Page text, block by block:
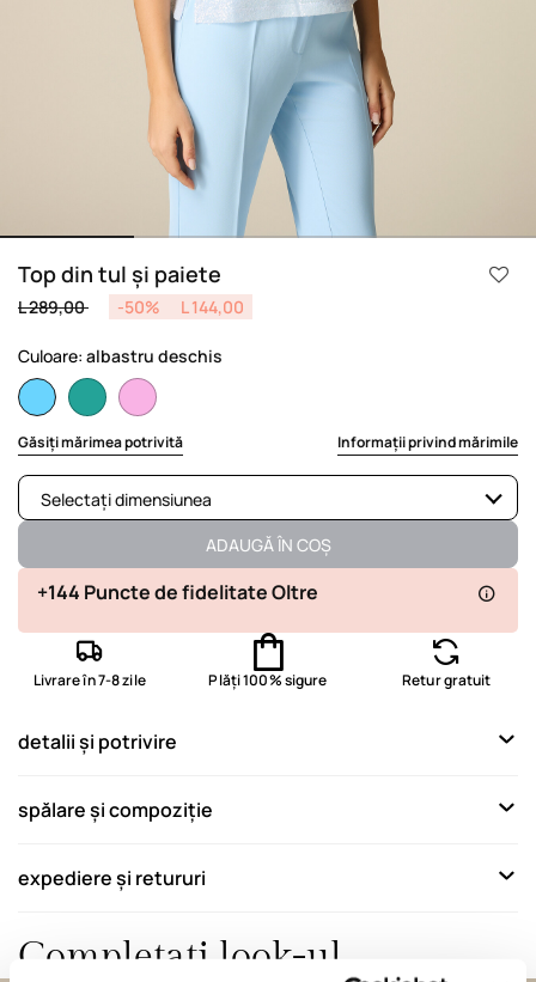
Top din tul și paiete
Price reduced from
L 289,00to -50% L 144,00
Culoare: albastru deschis
selected
Găsiți mărimea potrivită Informații privind mărimile
Selectați dimensiunea
Disponibil
Disponibil
Produsul nu este disponibil
Produsul nu este disponibil
ADAUGĂ ÎN COȘ
+144 Puncte de fidelitate Oltre
Livrare în 7-8 zile Plăți 100% sigure Retur gratuit
detalii și potrivire
spălare și compoziție
expediere și retururi
Completați look-ul